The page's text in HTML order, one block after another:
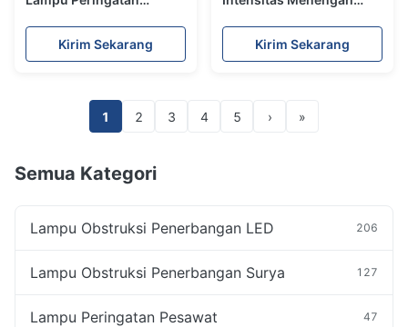
Efisiensi Tinggi
Kirim Sekarang
dengan LED Intensitas
Tinggi CREE dan
Kirim Sekarang
1 2 3 4 5 › »
Semua Kategori
Lampu Obstruksi Penerbangan LED 206
Lampu Obstruksi Penerbangan Surya 127
Lampu Peringatan Pesawat 47